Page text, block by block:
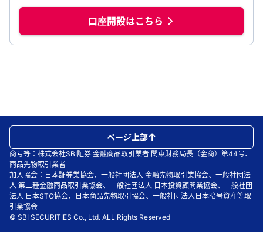
口座開設はこちら
商号等：株式会社SBI証券 金融商品取引業者 関東財務局長（金商）第44号、
商品先物取引業者
加入協会：日本証券業協会、一般社団法人 金融先物取引業協会、一般社団法
人 第二種金融商品取引業協会、一般社団法人 日本投資顧問業協会、一般社団
法人 日本STO協会、日本商品先物取引協会、一般社団法人日本暗号資産等取
引業協会
© SBI SECURITIES Co., Ltd. ALL Rights Reserved
ページ上部